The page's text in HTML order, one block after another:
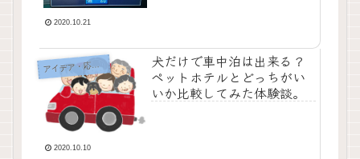
2020.10.21
アイデア・応急処置・問題解決
犬だけで車中泊は出来る？
ペットホテルとどっちがい
いか比較してみた体験談。
2020.10.10